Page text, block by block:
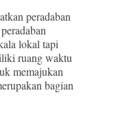
peradaban
lokal tapi
ruang waktu
memajukan
bagian